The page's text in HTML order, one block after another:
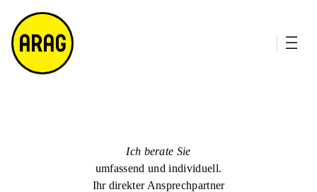
m
a
p
Ich berate Sie
umfassend und individuell.
Ihr direkter Ansprechpartner